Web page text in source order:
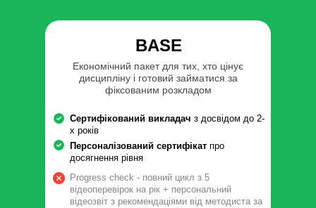
BASE
Сертифікований викладач з досвідом до 2-
х років
Персоналізований сертифікат про
досягнення рівня
Progress check - повний цикл з 5
відеоперевірок на рік + персональний
відеозвіт з рекомендаціями від методиста за
Економічний пакет для тих, хто цінує
дисципліну і готовий займатися за
фіксованим розкладом